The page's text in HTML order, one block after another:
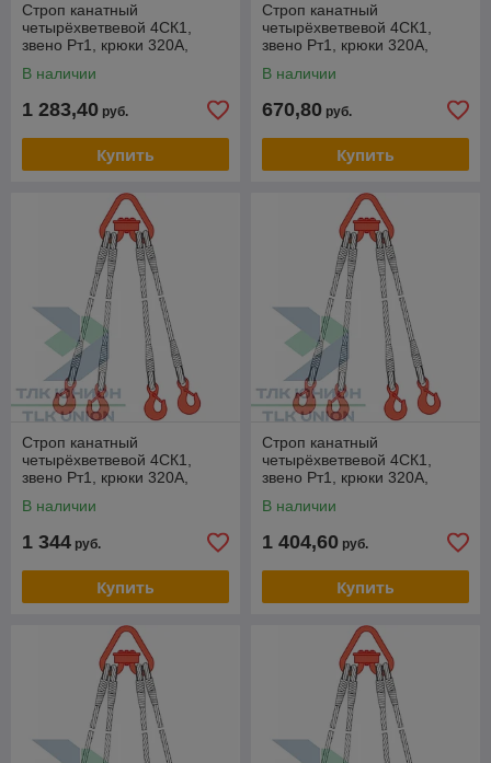
Строп канатный
четырёхветвевой 4СК1,
звено Рт1, крюки 320А,
РОМЕК
В наличии
1 283,40 руб.
Купить
Строп канатный
четырёхветвевой 4СК1,
звено Рт1, крюки 320А,
РОМЕК
В наличии
670,80 руб.
Купить
Строп канатный
четырёхветвевой 4СК1,
звено Рт1, крюки 320А,
РОМЕК
В наличии
1 344 руб.
Купить
Строп канатный
четырёхветвевой 4СК1,
звено Рт1, крюки 320А,
РОМЕК
В наличии
1 404,60 руб.
Купить